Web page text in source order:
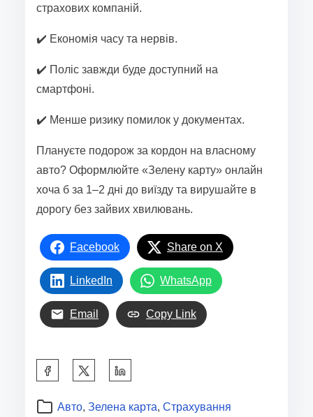
страхових компаній.
✔️ Економія часу та нервів.
✔️ Поліс завжди буде доступний на
смартфоні.
✔️ Менше ризику помилок у документах.
Плануєте подорож за кордон на власному
авто? Оформлюйте «Зелену карту» онлайн
хоча б за 1–2 дні до виїзду та вирушайте в
дорогу без зайвих хвилювань.
Facebook Share on X
LinkedIn WhatsApp
Email Copy Link
Авто, Зелена карта, Страхування